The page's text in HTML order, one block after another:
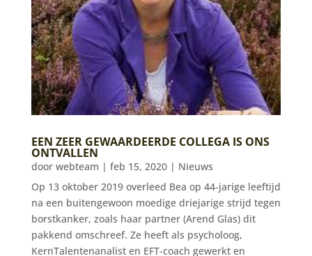
EEN ZEER GEWAARDEERDE COLLEGA IS ONS
ONTVALLEN
door webteam | feb 15, 2020| Nieuws
Op 13 oktober 2019 overleed Bea op 44-jarige leeftijd
na een buitengewoon moedige driejarige strijd tegen
borstkanker, zoals haar partner (Arend Glas) dit
pakkend omschreef. Ze heeft als psycholoog,
KernTalentenanalist en EFT-coach gewerkt en